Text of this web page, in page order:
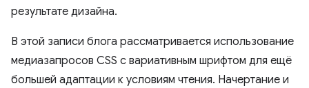
результате дизайна.
В этой записи блога рассматривается использование
медиазапросов CSS с вариативным шрифтом для ещё
большей адаптации к условиям чтения. Начертание и